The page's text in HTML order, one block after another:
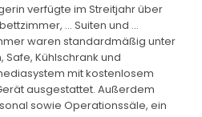
verfügte im Streitjahr über
... Suiten und ...
waren standardmäßig unter
Kühlschrank und
mit kostenlosem
ausgestattet. Außerdem
sowie Operationssäle, ein